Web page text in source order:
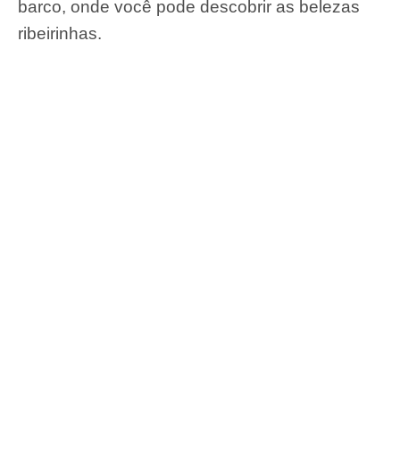
barco, onde você pode descobrir as belezas
ribeirinhas.